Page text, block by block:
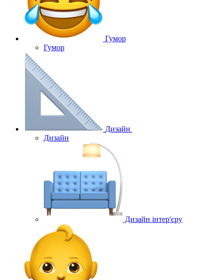
Гумор
Гумор
Дизайн
Дизайн
Дизайн інтер'єру